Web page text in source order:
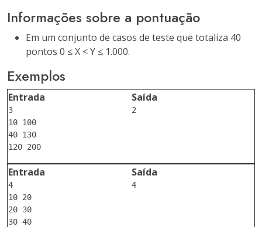
Informações sobre a pontuação
Em um conjunto de casos de teste que totaliza 40
pontos 0 ≤ X < Y ≤ 1.000.
Exemplos
Entrada
3
10 100
40 130
Saída
Entrada
4
10 20
20 30
30 40
Saída